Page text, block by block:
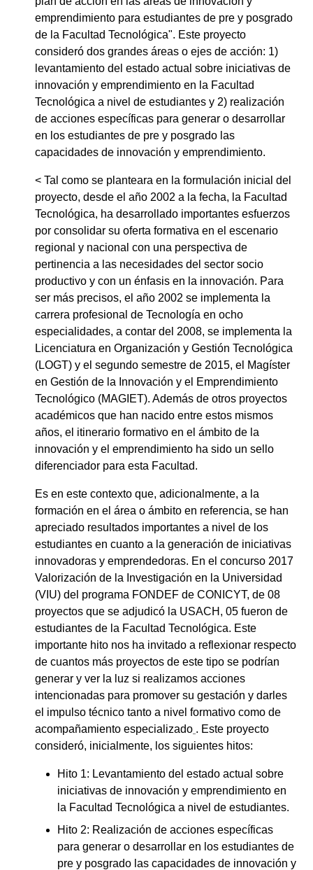
emprendimiento para estudiantes de pre y posgrado
de la Facultad Tecnológica". Este proyecto
consideró dos grandes áreas o ejes de acción: 1)
levantamiento del estado actual sobre iniciativas de
innovación y emprendimiento en la Facultad
Tecnológica a nivel de estudiantes y 2) realización
de acciones específicas para generar o desarrollar
en los estudiantes de pre y posgrado las
capacidades de innovación y emprendimiento.
< Tal como se planteara en la formulación inicial del
proyecto, desde el año 2002 a la fecha, la Facultad
Tecnológica, ha desarrollado importantes esfuerzos
por consolidar su oferta formativa en el escenario
regional y nacional con una perspectiva de
pertinencia a las necesidades del sector socio
productivo y con un énfasis en la innovación. Para
ser más precisos, el año 2002 se implementa la
carrera profesional de Tecnología en ocho
especialidades, a contar del 2008, se implementa la
Licenciatura en Organización y Gestión Tecnológica
(LOGT) y el segundo semestre de 2015, el Magíster
en Gestión de la Innovación y el Emprendimiento
Tecnológico (MAGIET). Además de otros proyectos
académicos que han nacido entre estos mismos
años, el itinerario formativo en el ámbito de la
innovación y el emprendimiento ha sido un sello
diferenciador para esta Facultad.
Es en este contexto que, adicionalmente, a la
formación en el área o ámbito en referencia, se han
apreciado resultados importantes a nivel de los
estudiantes en cuanto a la generación de iniciativas
innovadoras y emprendedoras. En el concurso 2017
Valorización de la Investigación en la Universidad
(VIU) del programa FONDEF de CONICYT, de 08
proyectos que se adjudicó la USACH, 05 fueron de
estudiantes de la Facultad Tecnológica. Este
importante hito nos ha invitado a reflexionar respecto
de cuantos más proyectos de este tipo se podrían
generar y ver la luz si realizamos acciones
intencionadas para promover su gestación y darles
el impulso técnico tanto a nivel formativo como de
acompañamiento especializado . Este proyecto
consideró, inicialmente, los siguientes hitos:
Hito 1: Levantamiento del estado actual sobre
iniciativas de innovación y emprendimiento en
la Facultad Tecnológica a nivel de estudiantes.
Hito 2: Realización de acciones específicas
para generar o desarrollar en los estudiantes de
pre y posgrado las capacidades de innovación y